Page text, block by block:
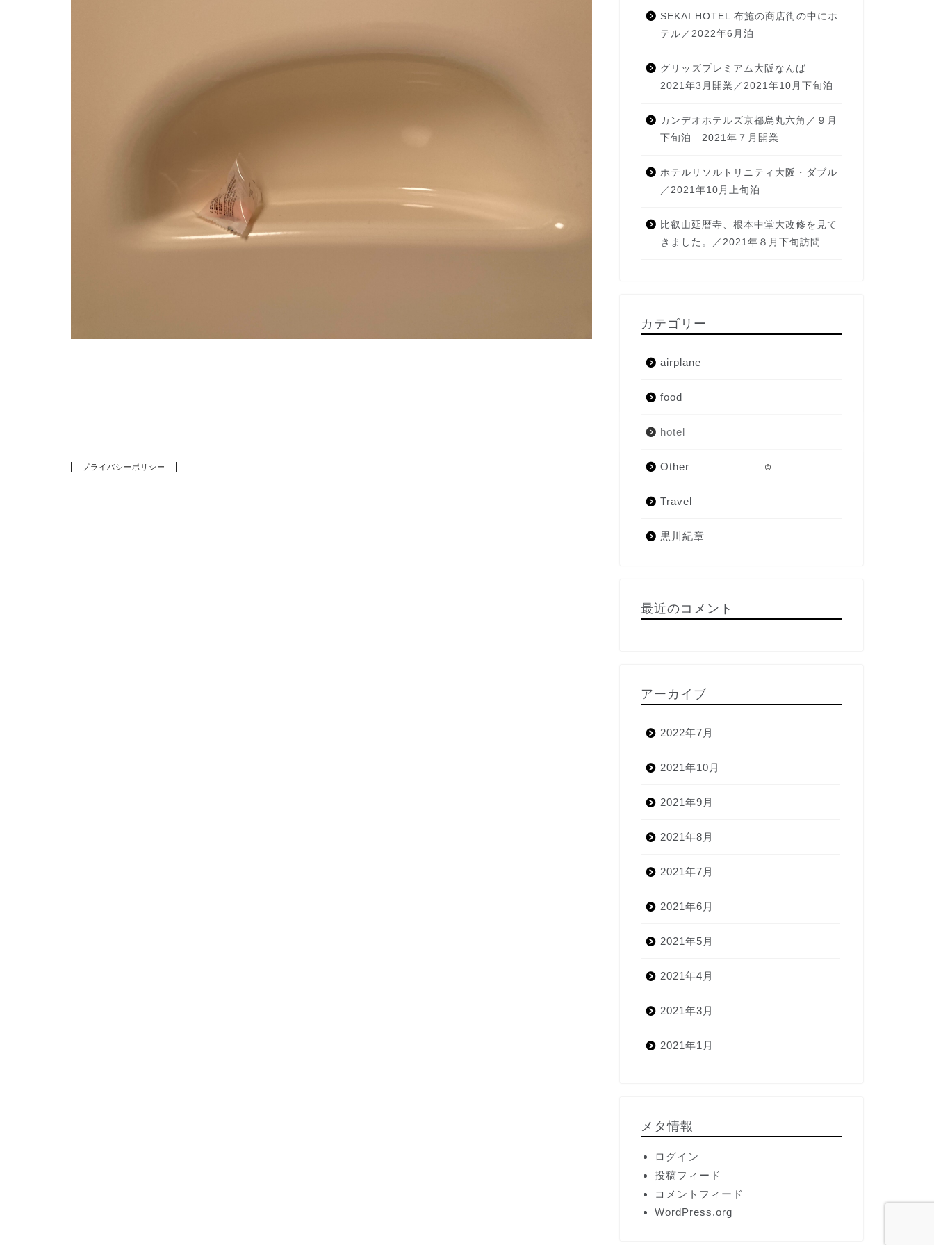
SEKAI HOTEL 布施の商店街の中にホ
テル／2022年6月泊
グリッズプレミアム大阪なんば
2021年3月開業／2021年10月下旬泊
カンデオホテルズ京都烏丸六角／９月
下旬泊 2021年７月開業
ホテルリソルトリニティ大阪・ダブル
／2021年10月上旬泊
比叡山延暦寺、根本中堂大改修を見て
きました。／2021年８月下旬訪問
カテゴリー
airplane
food
hotel
Other
Travel
黒川紀章
最近のコメント
アーカイブ
2022年7月
2021年10月
2021年9月
2021年8月
2021年7月
2021年6月
2021年5月
2021年4月
2021年3月
2021年1月
メタ情報
ログイン
投稿フィード
コメントフィード
WordPress.org
プライバシーポリシー